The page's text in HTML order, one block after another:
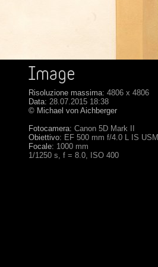
Risoluzione massima: 4806 x 4806
Data: 28.07.2015 18:38
© Michael von Aichberger
Fotocamera: Canon 5D Mark II
Obiettivo: EF 500 mm f/4.0 L IS USM
Focale: 1000 mm
1/1250 s, f = 8.0, ISO 400